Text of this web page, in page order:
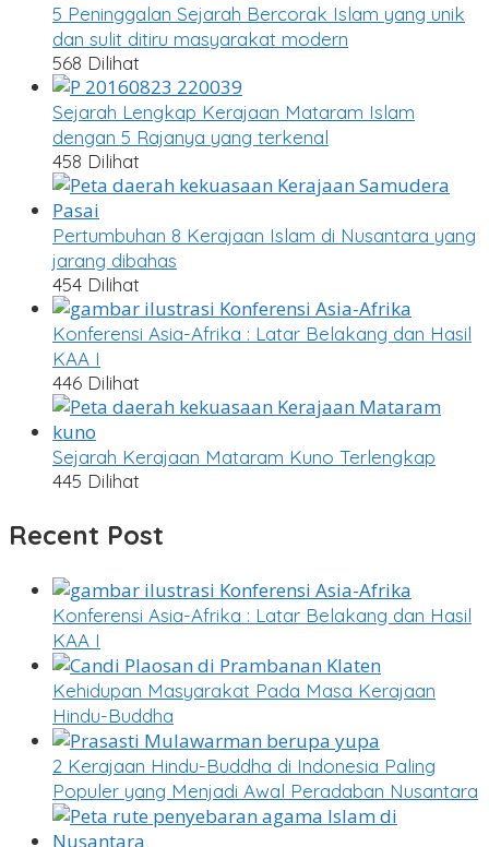
5 Peninggalan Sejarah Bercorak Islam yang unik
dan sulit ditiru masyarakat modern
568 Dilihat
Sejarah Lengkap Kerajaan Mataram Islam
dengan 5 Rajanya yang terkenal
458 Dilihat
Pertumbuhan 8 Kerajaan Islam di Nusantara yang
jarang dibahas
454 Dilihat
Konferensi Asia-Afrika : Latar Belakang dan Hasil
KAA I
446 Dilihat
Sejarah Kerajaan Mataram Kuno Terlengkap
445 Dilihat
Recent Post
Konferensi Asia-Afrika : Latar Belakang dan Hasil
KAA I
Kehidupan Masyarakat Pada Masa Kerajaan
Hindu-Buddha
2 Kerajaan Hindu-Buddha di Indonesia Paling
Populer yang Menjadi Awal Peradaban Nusantara